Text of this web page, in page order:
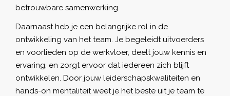
betrouwbare samenwerking.
Daarnaast heb je een belangrijke rol in de
ontwikkeling van het team. Je begeleidt uitvoerders
en voorlieden op de werkvloer, deelt jouw kennis en
ervaring, en zorgt ervoor dat iedereen zich blijft
ontwikkelen. Door jouw leiderschapskwaliteiten en
hands-on mentaliteit weet je het beste uit je team te